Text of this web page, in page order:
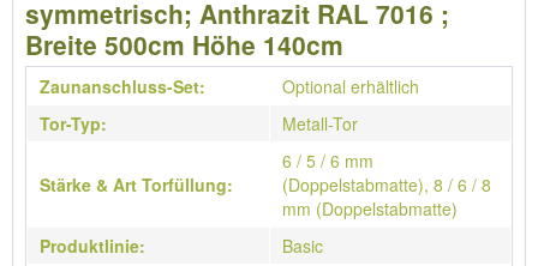
symmetrisch; Anthrazit RAL 7016 ;
Breite 500cm Höhe 140cm
Zaunanschluss-Set:
Optional erhältlich
Tor-Typ:
Metall-Tor
Stärke & Art Torfüllung:
6 / 5 / 6 mm
(Doppelstabmatte), 8 / 6 / 8
mm (Doppelstabmatte)
Produktlinie:
Basic